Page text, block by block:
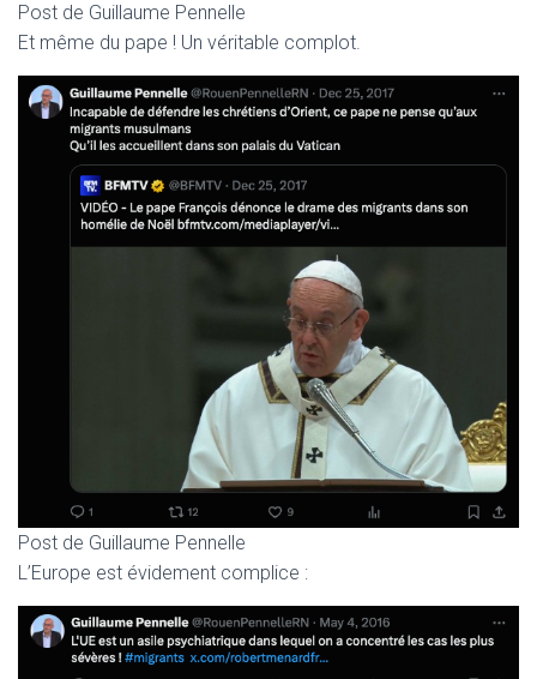
Post de Guillaume Pennelle
Et même du pape ! Un véritable complot.
Post de Guillaume Pennelle
L’Europe est évidement complice :